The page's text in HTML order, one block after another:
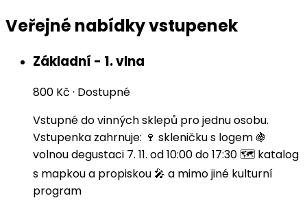
Veřejné nabídky vstupenek
Základní - 1. vlna
800 Kč · Dostupné
Vstupné do vinných sklepů pro jednu osobu.
Vstupenka zahrnuje: 🍷 skleničku s logem 🍇
volnou degustaci 7. 11. od 10:00 do 17:30 🗺️ katalog
s mapkou a propiskou 🎤 a mimo jiné kulturní
program